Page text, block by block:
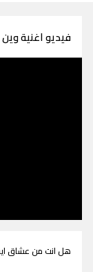
فيديو اغنية
هل انت من عشاق